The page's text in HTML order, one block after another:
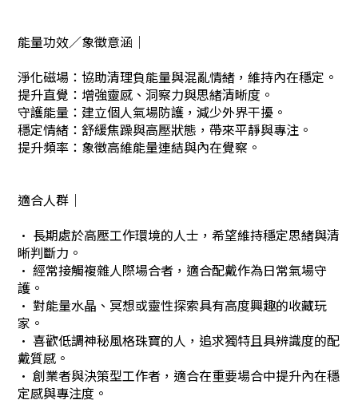
能量功效／象徵意涵｜
淨化磁場：協助清理負能量與混亂情緒，維持內在穩定。
提升直覺：增強靈感、洞察力與思緒清晰度。
守護能量：建立個人氣場防護，減少外界干擾。
穩定情緒：舒緩焦躁與高壓狀態，帶來平靜與專注。
提升頻率：象徵高維能量連結與內在覺察。
適合人群｜
· 長期處於高壓工作環境的人士，希望維持穩定思緒與清
晰判斷力。
· 經常接觸複雜人際場合者，適合配戴作為日常氣場守
護。
· 對能量水晶、冥想或靈性探索具有高度興趣的收藏玩
家。
· 喜歡低調神秘風格珠寶的人，追求獨特且具辨識度的配
戴質感。
· 創業者與決策型工作者，適合在重要場合中提升內在穩
定感與專注度。